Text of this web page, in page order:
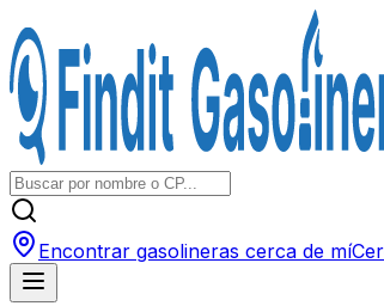
Encontrar gasolineras cerca de mí